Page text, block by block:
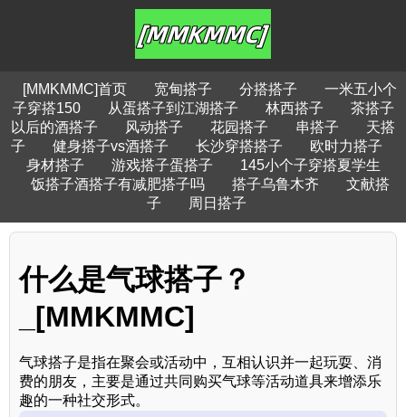
[MMKMMC]首页 宽甸搭子 分搭搭子
一米五小个
子穿搭150
从蛋搭子到江湖搭子 林西搭子
茶搭子
以后的酒搭子
风动搭子 花园搭子 串搭子
天搭
子
健身搭子vs酒搭子 长沙穿搭搭子
欧时力搭子
身材搭子
游戏搭子蛋搭子
145小个子穿搭夏学生
饭搭子酒搭子有减肥搭子吗
搭子乌鲁木齐
文献搭
子
周日搭子
什么是气球搭子？
_[MMKMMC]
气球搭子是指在聚会或活动中，互相认识并一起玩耍、消
费的朋友，主要是通过共同购买气球等活动道具来增添乐
趣的一种社交形式。